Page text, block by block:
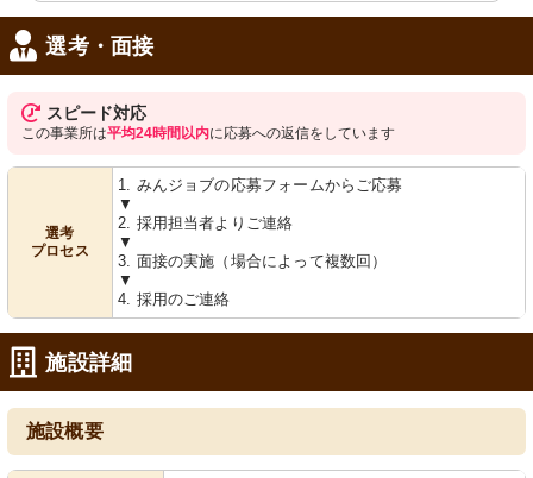
選考・面接
スピード対応
この事業所は平均24時間以内に応募への返信をしています
選考
プロセス
1. みんジョブの応募フォームからご応募
▼
2. 採用担当者よりご連絡
▼
3. 面接の実施（場合によって複数回）
▼
4. 採用のご連絡
施設詳細
施設概要